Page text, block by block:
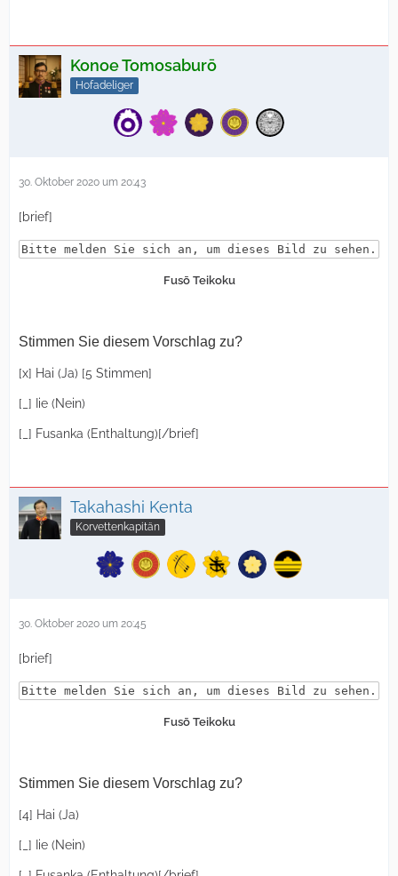
Konoe Tomosaburō
Hofadeliger
30. Oktober 2020 um 20:43
[brief]
Bitte melden Sie sich an, um dieses Bild zu sehen.
Fusō Teikoku
Stimmen Sie diesem Vorschlag zu?
[x] Hai (Ja) [5 Stimmen]
[_] Iie (Nein)
[_] Fusanka (Enthaltung)[/brief]
Takahashi Kenta
Korvettenkapitän
30. Oktober 2020 um 20:45
[brief]
Bitte melden Sie sich an, um dieses Bild zu sehen.
Fusō Teikoku
Stimmen Sie diesem Vorschlag zu?
[4] Hai (Ja)
[_] Iie (Nein)